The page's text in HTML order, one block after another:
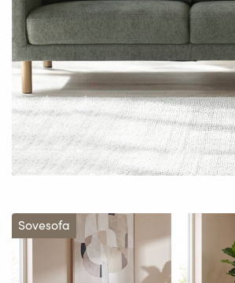
Sovesofa